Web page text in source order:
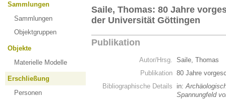
Sammlungen
Sammlungen
Objektgruppen
Objekte
Materielle Modelle
Erschließung
Personen
Saile, Thomas: 80 Jahre
der Universität Göttingen
Publikation
Autor/Hrsg. Saile, Thomas
Publikation 80 Jahre
Bibliographische Details
in:
Spannungfeld